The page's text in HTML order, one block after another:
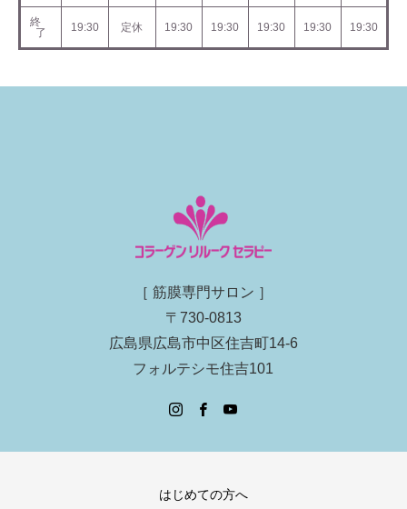
終
了
19:30 定休 19:30 19:30 19:30 19:30 19:30
［ 筋膜専門サロン ］
〒730-0813
広島県広島市中区住吉町14-6
フォルテシモ住吉101
はじめての方へ